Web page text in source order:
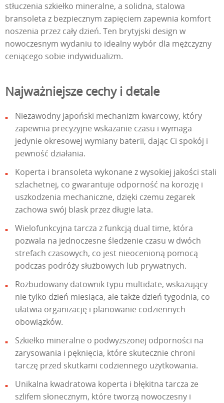
stłuczenia szkiełko mineralne, a solidna, stalowa
bransoleta z bezpiecznym zapięciem zapewnia komfort
noszenia przez cały dzień. Ten brytyjski design w
nowoczesnym wydaniu to idealny wybór dla mężczyzny
ceniącego sobie indywidualizm.
Najważniejsze cechy i detale
Niezawodny japoński mechanizm kwarcowy, który
zapewnia precyzyjne wskazanie czasu i wymaga
jedynie okresowej wymiany baterii, dając Ci spokój i
pewność działania.
Koperta i bransoleta wykonane z wysokiej jakości stali
szlachetnej, co gwarantuje odporność na korozję i
uszkodzenia mechaniczne, dzięki czemu zegarek
zachowa swój blask przez długie lata.
Wielofunkcyjna tarcza z funkcją dual time, która
pozwala na jednoczesne śledzenie czasu w dwóch
strefach czasowych, co jest nieocenioną pomocą
podczas podróży służbowych lub prywatnych.
Rozbudowany datownik typu multidate, wskazujący
nie tylko dzień miesiąca, ale także dzień tygodnia, co
ułatwia organizację i planowanie codziennych
obowiązków.
Szkiełko mineralne o podwyższonej odporności na
zarysowania i pęknięcia, które skutecznie chroni
tarczę przed skutkami codziennego użytkowania.
Unikalna kwadratowa koperta i błękitna tarcza ze
szlifem słonecznym, które tworzą nowoczesny i